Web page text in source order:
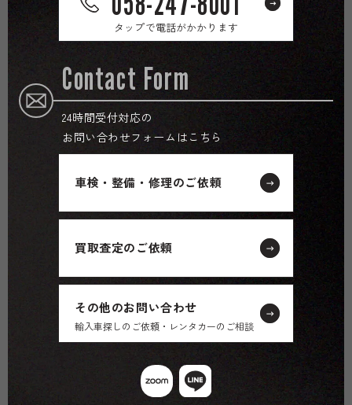
タップで電話がかかります
Contact Form
24時間受付対応の
お問い合わせフォームはこちら
車検・整備・修理のご依頼
買取査定のご依頼
その他のお問い合わせ
輸入車探しのご依頼・レンタカーのご相談